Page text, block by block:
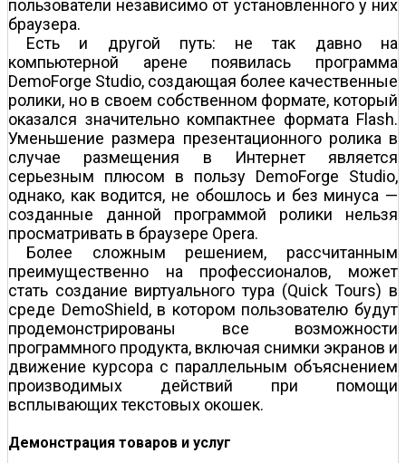
пользователи независимо от установленного у них
браузера.
Есть и другой путь: не так давно на
компьютерной арене появилась программа
DemoForge Studio, создающая более качественные
ролики, но в своем собственном формате, который
оказался значительно компактнее формата Flash.
Уменьшение размера презентационного ролика в
случае размещения в Интернет является
серьезным плюсом в пользу DemoForge Studio,
однако, как водится, не обошлось и без минуса —
созданные данной программой ролики нельзя
просматривать в браузере Opera.
Более сложным решением, рассчитанным
преимущественно на профессионалов, может
стать создание виртуального тура (Quick Tours) в
среде DemoShield, в котором пользователю будут
продемонстрированы все возможности
программного продукта, включая снимки экранов и
движение курсора с параллельным объяснением
производимых действий при помощи
всплывающих текстовых окошек.
Демонстрация товаров и услуг